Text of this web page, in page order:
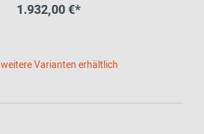
1.932,00 €*
weitere Varianten erhältlich